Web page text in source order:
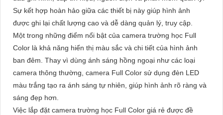
Sự kết hợp hoàn hảo giữa các thiết bị này giúp hình ảnh
được ghi lại chất lượng cao và dễ dàng quản lý, truy cập.
Một trong những điểm nổi bật của camera trường học Full
Color là khả năng hiển thị màu sắc và chi tiết của hình ảnh
ban đêm. Thay vì dùng ánh sáng hồng ngoại như các loại
camera thông thường, camera Full Color sử dụng đèn LED
màu trắng tạo ra ánh sáng tự nhiên, giúp hình ảnh rõ ràng và
sáng đẹp hơn.
Việc lắp đặt camera trường học Full Color giá rẻ được đề